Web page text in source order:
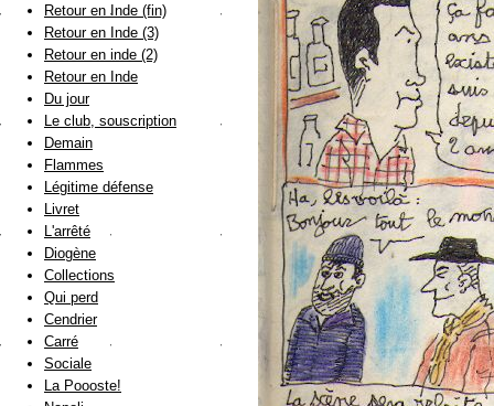
Retour en Inde (fin)
Retour en Inde (3)
Retour en inde (2)
Retour en Inde
Du jour
Le club, souscription
Demain
Flammes
Légitime défense
Livret
L'arrêté
Diogène
Collections
Qui perd
Cendrier
Carré
Sociale
La Poooste!